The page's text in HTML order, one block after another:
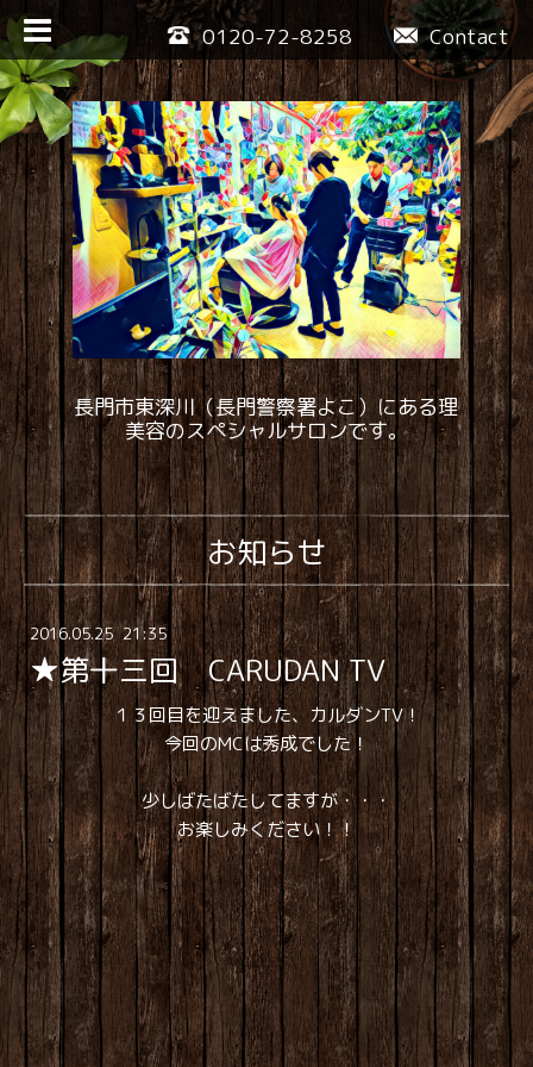
Contact
0120-72-8258
長門市東深川（長門警察署よこ）にある理
美容のスペシャルサロンです。
お知らせ
2016.05.25 21:35
★第十三回 CARUDAN TV
１３回目を迎えました、カルダンTV！
今回のMCは秀成でした！
少しばたばたしてますが・・・
お楽しみください！！